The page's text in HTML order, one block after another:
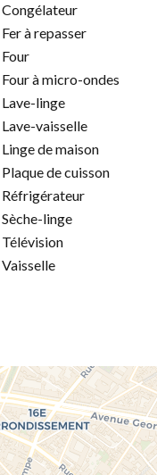
Congélateur
Fer à repasser
Four
Four à micro-ondes
Lave-linge
Lave-vaisselle
Linge de maison
Plaque de cuisson
Réfrigérateur
Sèche-linge
Télévision
Vaisselle